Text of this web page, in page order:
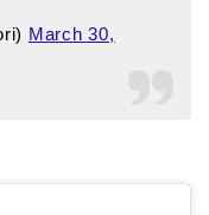
March 30,